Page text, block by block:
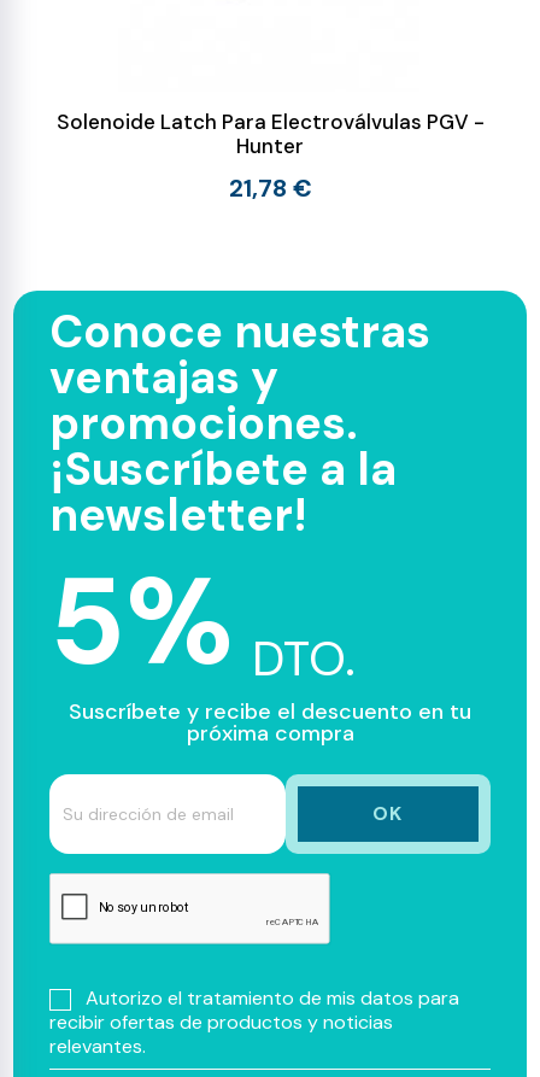
Solenoide Latch Para Electroválvulas PGV -
Hunter
21,78 €
Conoce nuestras
ventajas y
promociones.
¡Suscríbete a la
newsletter!
5% DTO.
Suscríbete y recibe el descuento en tu
próxima compra
Autorizo el tratamiento de mis datos para
recibir ofertas de productos y noticias
relevantes.